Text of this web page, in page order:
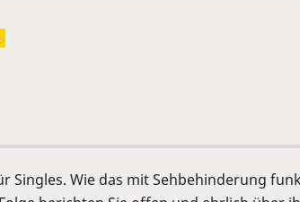
Wie das mit Sehbehinderung